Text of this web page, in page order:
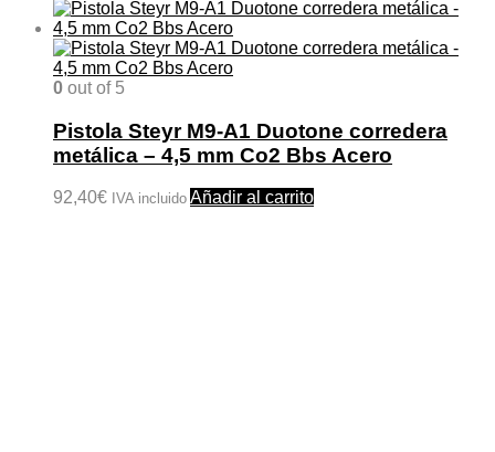
0 out of 5
Pistola Steyr M9-A1 Duotone corredera
metálica – 4,5 mm Co2 Bbs Acero
92,40€ IVA incluido Añadir al carrito